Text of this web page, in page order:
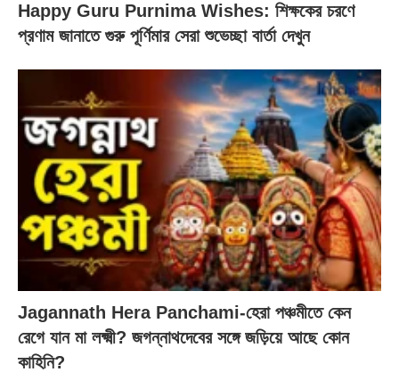
Happy Guru Purnima Wishes: শিক্ষকের চরণে
প্রণাম জানাতে গুরু পূর্ণিমার সেরা শুভেচ্ছা বার্তা দেখুন
Jagannath Hera Panchami-হেরা পঞ্চমীতে কেন
রেগে যান মা লক্ষ্মী? জগন্নাথদেবের সঙ্গে জড়িয়ে আছে কোন
কাহিনি?